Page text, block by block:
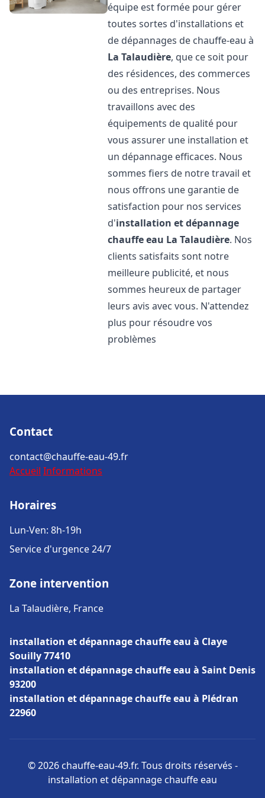
équipe est formée pour gérer
toutes sortes d'installations et
de dépannages de chauffe-eau à
La Talaudière, que ce soit pour
des résidences, des commerces
ou des entreprises. Nous
travaillons avec des
équipements de qualité pour
vous assurer une installation et
un dépannage efficaces. Nous
sommes fiers de notre travail et
nous offrons une garantie de
satisfaction pour nos services
d'installation et dépannage
chauffe eau La Talaudière. Nos
clients satisfaits sont notre
meilleure publicité, et nous
sommes heureux de partager
leurs avis avec vous. N'attendez
plus pour résoudre vos
problèmes
Contact
contact@chauffe-eau-49.fr
Accueil Informations
Horaires
Lun-Ven: 8h-19h
Service d'urgence 24/7
Zone intervention
La Talaudière, France
installation et dépannage chauffe eau à Claye
Souilly 77410
installation et dépannage chauffe eau à Saint Denis
93200
installation et dépannage chauffe eau à Plédran
22960
© 2026 chauffe-eau-49.fr. Tous droits réservés -
installation et dépannage chauffe eau